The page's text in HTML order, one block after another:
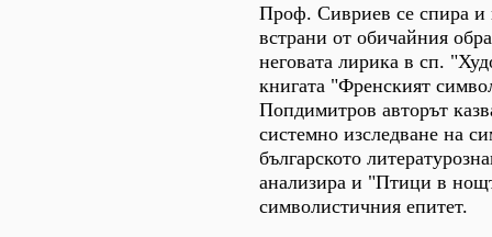
Проф. Сивриев се спира и
встрани от обичайния
неговата лирика в сп.
книгата "Френският
Попдимитров авторът
системно изследване на
българското
анализира и "Птици в
символистичния епитет.